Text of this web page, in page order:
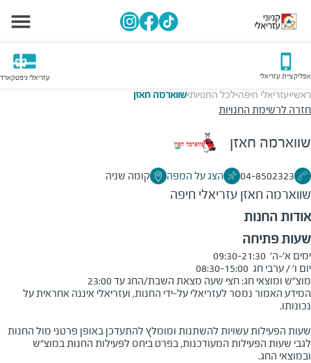
אפליקציית עזריאלי עזריאלי גיפטקארד
ראשי>עזריאלי חיפה>לכל החנויות>שווארמה חאזן
חזרה לרשימת החנויות
שווארמה חאזן
04-8502323 הצג על המפה קומה שניה
שווארמה חאזן עזריאלי חיפה
אודות החנות
שעות פתיחה
מוצ"ש ומוצאי חג: חצי שעה מצאת השבת/החג עד 23:00
המידע האמור נמסר לעזריאלי על-ידי החנות, ועזריאלי איננה אחראית על
שעות הפעילות עשויות להשתנות ומומלץ להתעדכן באופן פרטני מול החנות
לגבי שעות הפעילות המעודכנות, בפרט ביחס לפעילות החנות במוצ"ש
ובמוצאי החג.